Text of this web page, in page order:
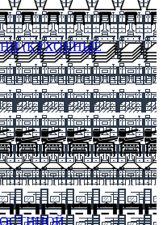
(КУХОННЫЕ